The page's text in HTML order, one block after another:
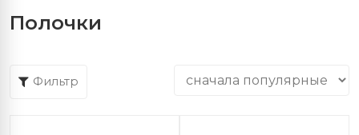
боеприпасы
Полочки
Фильтр